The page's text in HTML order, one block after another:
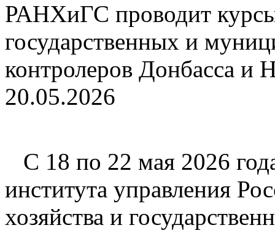
РАНХиГС проводит
государственных и
контролеров Донбасса и
20.05.2026
С 18 по 22 мая 2026
института управления
хозяйства и